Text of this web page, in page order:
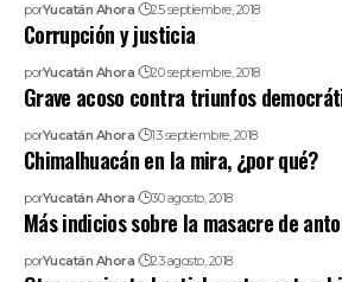
porYucatán Ahora 25 septiembre, 2018
Corrupción y justicia
porYucatán Ahora 20 septiembre, 2018
Grave acoso contra triunfos
porYucatán Ahora 13 septiembre, 2018
Chimalhuacán en la mira, ¿por qué?
porYucatán Ahora 30 agosto, 2018
Más indicios sobre la masacre de
porYucatán Ahora 23 agosto, 2018